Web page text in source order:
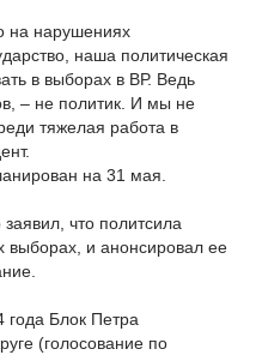
на нарушениях
наша политическая
в выборах в ВР. Ведь
– не политик. И мы не
тяжелая работа в
на 31 мая.
что политсила
выборах, и анонсировал ее
года Блок Петра
(голосование по